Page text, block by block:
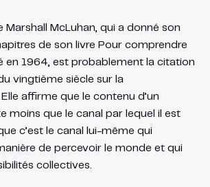
McLuhan, qui a donné son
de son livre Pour comprendre
en 1964, est probablement la citation
vingtième siècle sur la
affirme que le contenu d’un
moins que le canal par lequel il est
c’est le canal lui-même qui
de percevoir le monde et qui
collectives.